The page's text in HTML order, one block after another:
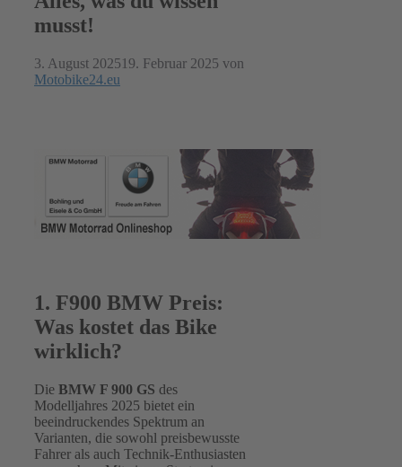
musst!
3. August 202519. Februar 2025 von
Motobike24.eu
1. F900 BMW Preis:
Was kostet das Bike
wirklich?
Die BMW F 900 GS des
Modelljahres 2025 bietet ein
beeindruckendes Spektrum an
Varianten, die sowohl preisbewusste
Fahrer als auch Technik-Enthusiasten